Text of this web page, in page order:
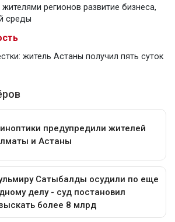
жителями регионов развитие бизнеса,
среды
житель Астаны получил пять суток